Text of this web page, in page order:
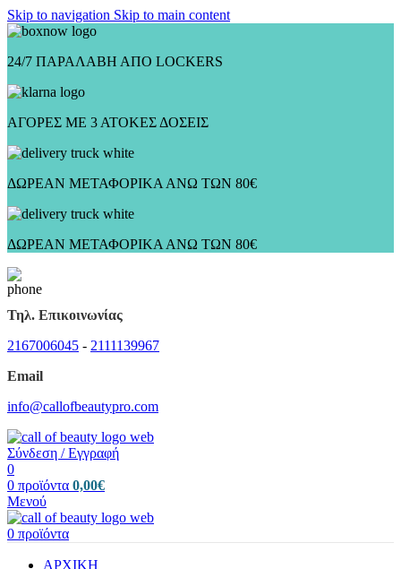
Skip to navigation Skip to main content
24/7 ΠΑΡΑΛΑΒΗ ΑΠΟ LOCKERS
ΑΓΟΡΕΣ ΜΕ 3 ΑΤΟΚΕΣ ΔΟΣΕΙΣ
ΔΩΡΕΑΝ ΜΕΤΑΦΟΡΙΚΑ ΑΝΩ ΤΩΝ 80€
ΔΩΡΕΑΝ ΜΕΤΑΦΟΡΙΚΑ ΑΝΩ ΤΩΝ 80€
Τηλ. Επικοινωνίας
2167006045 - 2111139967
Email
info@callofbeautypro.com
Σύνδεση / Εγγραφή
0
0 προϊόντα 0,00€
Μενού
0 προϊόντα
ΑΡΧΙΚΗ